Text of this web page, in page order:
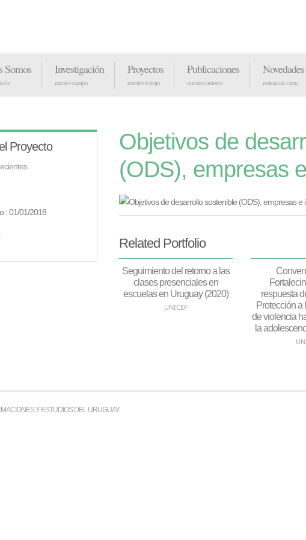
Somos Investigación
nuestro equipo
Proyectos
nuestro trabajo
Publicaciones
nuestros autores
Novedades
noticias de ciesu
Proyecto
: 01/01/2018
Objetivos de
(ODS), empresas
Related Portfolio
Seguimiento del retorno a las
clases presenciales en
escuelas en Uruguay (2020)
UNICEF
respuesta
Protección a
de violencia
la
Y ESTUDIOS DEL URUGUAY